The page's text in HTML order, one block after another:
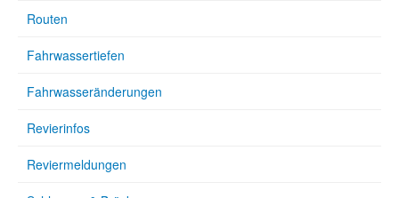
Routen
Fahrwassertiefen
Fahrwasseränderungen
Revierinfos
Reviermeldungen